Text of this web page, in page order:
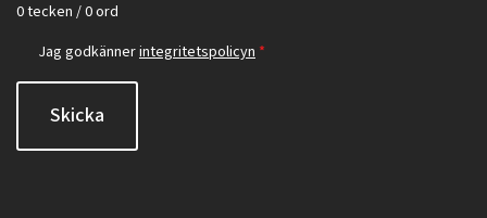
0 tecken / 0 ord
Jag godkännerintegritetspolicyn *
Skicka